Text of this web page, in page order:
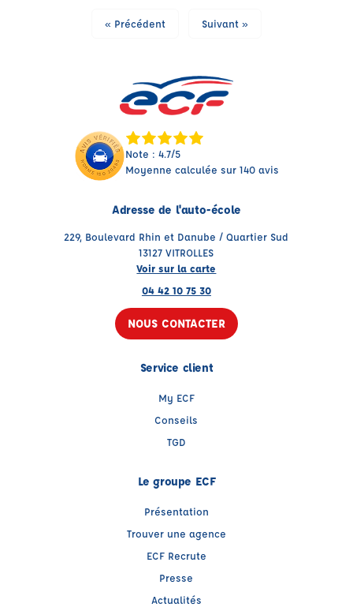
« Précédent Suivant »
Note : 4.7/5
Moyenne calculée sur 140 avis
Adresse de l'auto-école
229, Boulevard Rhin et Danube / Quartier Sud
13127 VITROLLES
Voir sur la carte
04 42 10 75 30
NOUS CONTACTER
Service client
My ECF
Conseils
TGD
Le groupe ECF
Présentation
Trouver une agence
ECF Recrute
Presse
Actualités